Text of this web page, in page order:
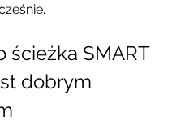
ścieżka SMART
dobrym